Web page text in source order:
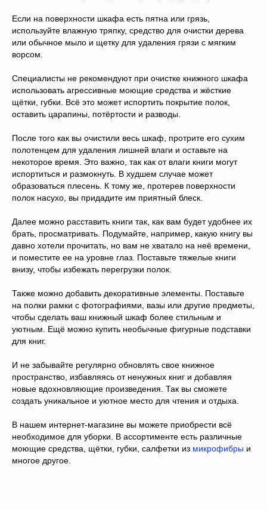
Если на поверхности шкафа есть пятна или грязь,
используйте влажную тряпку, средство для очистки дерева
или обычное мыло и щетку для удаления грязи с мягким
ворсом.
Специалисты не рекомендуют при очистке книжного шкафа
использовать агрессивные моющие средства и жёсткие
щётки, губки. Всё это может испортить покрытие полок,
оставить царапины, потёртости и разводы.
После того как вы очистили весь шкаф, протрите его сухим
полотенцем для удаления лишней влаги и оставьте на
некоторое время. Это важно, так как от влаги книги могут
испортиться и размокнуть. В худшем случае может
образоваться плесень. К тому же, протерев поверхности
полок насухо, вы придадите им приятный блеск.
Далее можно расставить книги так, как вам будет удобнее их
брать, просматривать. Подумайте, например, какую книгу вы
давно хотели прочитать, но вам не хватало на неё времени,
и поместите ее на уровне глаз. Поставьте тяжелые книги
внизу, чтобы избежать перегрузки полок.
Также можно добавить декоративные элементы. Поставьте
на полки рамки с фотографиями, вазы или другие предметы,
чтобы сделать ваш книжный шкаф более стильным и
уютным. Ещё можно купить необычные фигурные подставки
для книг.
И не забывайте регулярно обновлять свое книжное
пространство, избавляясь от ненужных книг и добавляя
новые вдохновляющие произведения. Так вы сможете
создать уникальное и уютное место для чтения и отдыха.
В нашем интернет-магазине вы можете приобрести всё
необходимое для уборки. В ассортименте есть различные
моющие средства, щётки, губки, салфетки из микрофибры и
многое другое.